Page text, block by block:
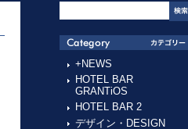
+NEWS
HOTEL BAR
GRANTiOS
HOTEL BAR 2
デザイン・DESIGN